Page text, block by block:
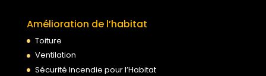
Amélioration de l’habitat
Toiture
Ventilation
Sécurité Incendie pour l’Habitat